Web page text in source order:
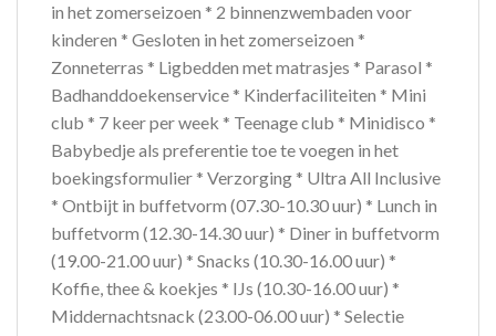
in het zomerseizoen * 2 binnenzwembaden voor
kinderen * Gesloten in het zomerseizoen *
Zonneterras * Ligbedden met matrasjes * Parasol *
Badhanddoekenservice * Kinderfaciliteiten * Mini
club * 7 keer per week * Teenage club * Minidisco *
Babybedje als preferentie toe te voegen in het
boekingsformulier * Verzorging * Ultra All Inclusive
* Ontbijt in buffetvorm (07.30-10.30 uur) * Lunch in
buffetvorm (12.30-14.30 uur) * Diner in buffetvorm
(19.00-21.00 uur) * Snacks (10.30-16.00 uur) *
Koffie, thee & koekjes * IJs (10.30-16.00 uur) *
Middernachtsnack (23.00-06.00 uur) * Selectie